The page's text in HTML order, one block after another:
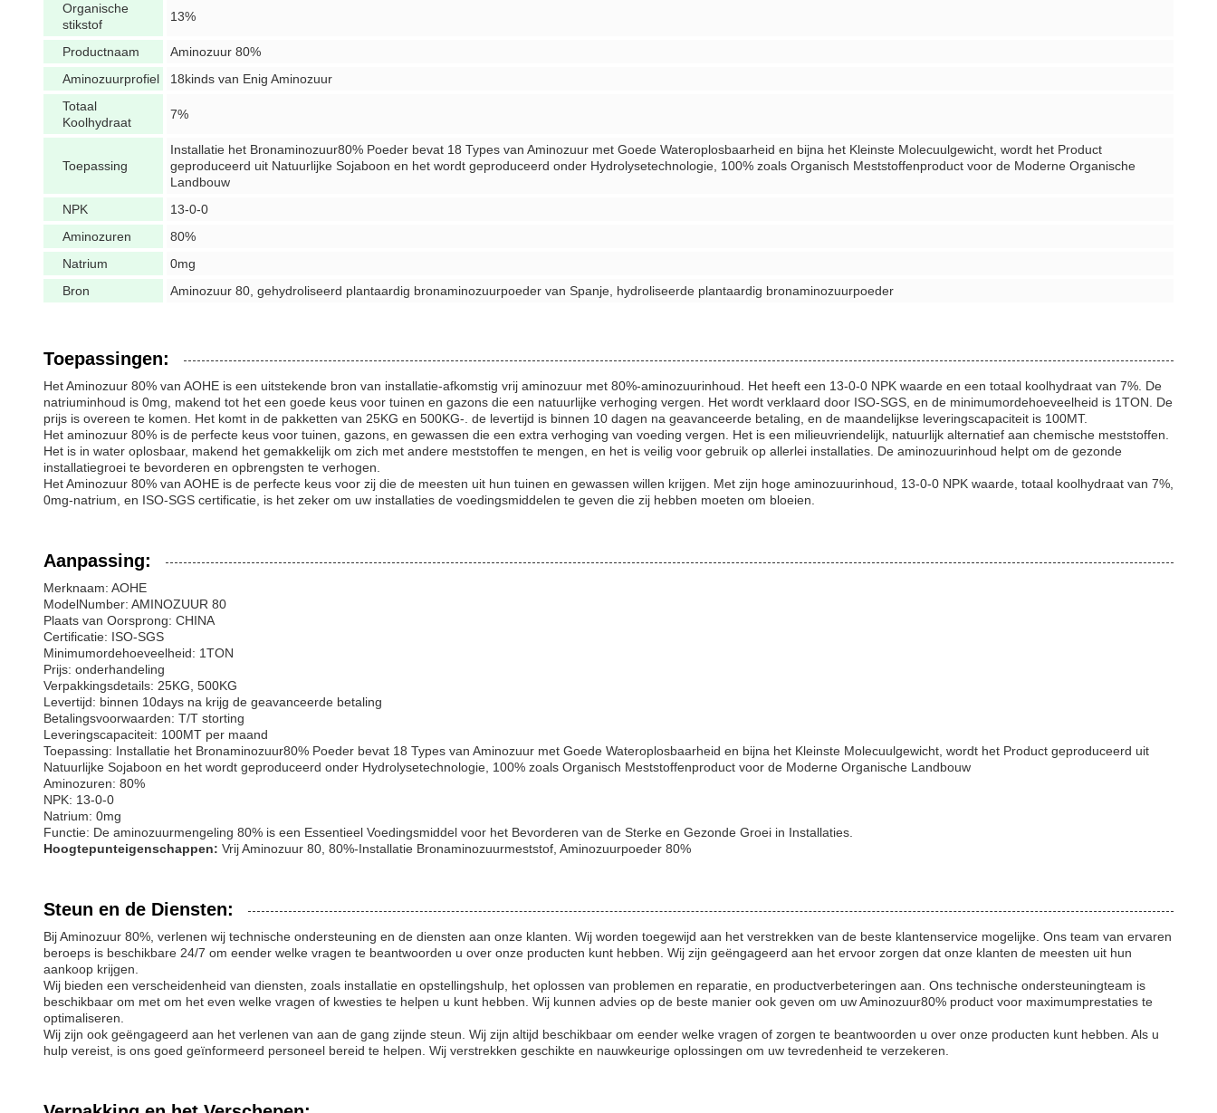
Organische
stikstof
13%
Productnaam
Aminozuur 80%
Aminozuurprofiel
18kinds van Enig Aminozuur
Totaal
Koolhydraat
7%
Toepassing
Installatie het Bronaminozuur80% Poeder bevat 18 Types van Aminozuur met Goede Wateroplosbaarheid en bijna het Kleinste Molecuulgewicht, wordt het Product
geproduceerd uit Natuurlijke Sojaboon en het wordt geproduceerd onder Hydrolysetechnologie, 100% zoals Organisch Meststoffenproduct voor de Moderne Organische
Landbouw
NPK
13-0-0
Aminozuren
80%
Natrium
0mg
Bron
Aminozuur 80, gehydroliseerd plantaardig bronaminozuurpoeder van Spanje, hydroliseerde plantaardig bronaminozuurpoeder
Toepassingen:
Het Aminozuur 80% van AOHE is een uitstekende bron van installatie-afkomstig vrij aminozuur met 80%-aminozuurinhoud. Het heeft een 13-0-0 NPK waarde en een totaal koolhydraat van 7%. De
natriuminhoud is 0mg, makend tot het een goede keus voor tuinen en gazons die een natuurlijke verhoging vergen. Het wordt verklaard door ISO-SGS, en de minimumordehoeveelheid is 1TON. De
prijs is overeen te komen. Het komt in de pakketten van 25KG en 500KG-. de levertijd is binnen 10 dagen na geavanceerde betaling, en de maandelijkse leveringscapaciteit is 100MT.
Het aminozuur 80% is de perfecte keus voor tuinen, gazons, en gewassen die een extra verhoging van voeding vergen. Het is een milieuvriendelijk, natuurlijk alternatief aan chemische meststoffen.
Het is in water oplosbaar, makend het gemakkelijk om zich met andere meststoffen te mengen, en het is veilig voor gebruik op allerlei installaties. De aminozuurinhoud helpt om de gezonde
installatiegroei te bevorderen en opbrengsten te verhogen.
Het Aminozuur 80% van AOHE is de perfecte keus voor zij die de meesten uit hun tuinen en gewassen willen krijgen. Met zijn hoge aminozuurinhoud, 13-0-0 NPK waarde, totaal koolhydraat van 7%,
0mg-natrium, en ISO-SGS certificatie, is het zeker om uw installaties de voedingsmiddelen te geven die zij hebben moeten om bloeien.
Aanpassing:
Merknaam: AOHE
ModelNumber: AMINOZUUR 80
Plaats van Oorsprong: CHINA
Certificatie: ISO-SGS
Minimumordehoeveelheid: 1TON
Prijs: onderhandeling
Verpakkingsdetails: 25KG, 500KG
Levertijd: binnen 10days na krijg de geavanceerde betaling
Betalingsvoorwaarden: T/T storting
Leveringscapaciteit: 100MT per maand
Toepassing: Installatie het Bronaminozuur80% Poeder bevat 18 Types van Aminozuur met Goede Wateroplosbaarheid en bijna het Kleinste Molecuulgewicht, wordt het Product geproduceerd uit
Natuurlijke Sojaboon en het wordt geproduceerd onder Hydrolysetechnologie, 100% zoals Organisch Meststoffenproduct voor de Moderne Organische Landbouw
Aminozuren: 80%
NPK: 13-0-0
Natrium: 0mg
Functie: De aminozuurmengeling 80% is een Essentieel Voedingsmiddel voor het Bevorderen van de Sterke en Gezonde Groei in Installaties.
Hoogtepunteigenschappen: Vrij Aminozuur 80, 80%-Installatie Bronaminozuurmeststof, Aminozuurpoeder 80%
Steun en de Diensten:
Bij Aminozuur 80%, verlenen wij technische ondersteuning en de diensten aan onze klanten. Wij worden toegewijd aan het verstrekken van de beste klantenservice mogelijke. Ons team van ervaren
beroeps is beschikbare 24/7 om eender welke vragen te beantwoorden u over onze producten kunt hebben. Wij zijn geëngageerd aan het ervoor zorgen dat onze klanten de meesten uit hun
aankoop krijgen.
Wij bieden een verscheidenheid van diensten, zoals installatie en opstellingshulp, het oplossen van problemen en reparatie, en productverbeteringen aan. Ons technische ondersteuningteam is
beschikbaar om met om het even welke vragen of kwesties te helpen u kunt hebben. Wij kunnen advies op de beste manier ook geven om uw Aminozuur80% product voor maximumprestaties te
optimaliseren.
Wij zijn ook geëngageerd aan het verlenen van aan de gang zijnde steun. Wij zijn altijd beschikbaar om eender welke vragen of zorgen te beantwoorden u over onze producten kunt hebben. Als u
hulp vereist, is ons goed geïnformeerd personeel bereid te helpen. Wij verstrekken geschikte en nauwkeurige oplossingen om uw tevredenheid te verzekeren.